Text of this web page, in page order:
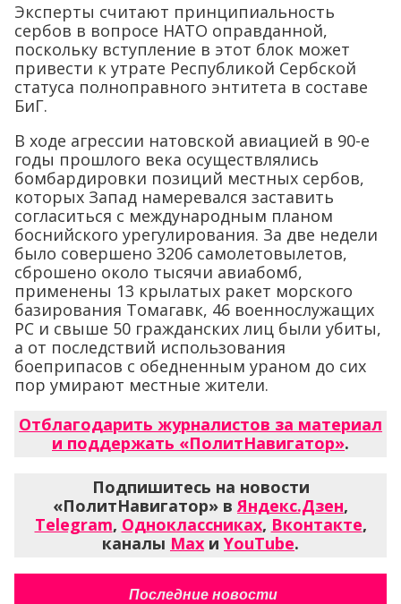
Эксперты считают принципиальность
сербов в вопросе НАТО оправданной,
поскольку вступление в этот блок может
привести к утрате Республикой Сербской
статуса полноправного энтитета в составе
БиГ.
В ходе агрессии натовской авиацией в 90-е
годы прошлого века осуществлялись
бомбардировки позиций местных сербов,
которых Запад намеревался заставить
согласиться с международным планом
боснийского урегулирования. За две недели
было совершено 3206 самолетовылетов,
сброшено около тысячи авиабомб,
применены 13 крылатых ракет морского
базирования Томагавк, 46 военнослужащих
РС и свыше 50 гражданских лиц были убиты,
а от последствий использования
боеприпасов с обедненным ураном до сих
пор умирают местные жители.
Отблагодарить журналистов за материал
и поддержать «ПолитНавигатор».
Подпишитесь на новости
«ПолитНавигатор» вЯндекс.Дзен,
Telegram, Одноклассниках, Вконтакте,
каналы Max и YouTube.
Последние новости